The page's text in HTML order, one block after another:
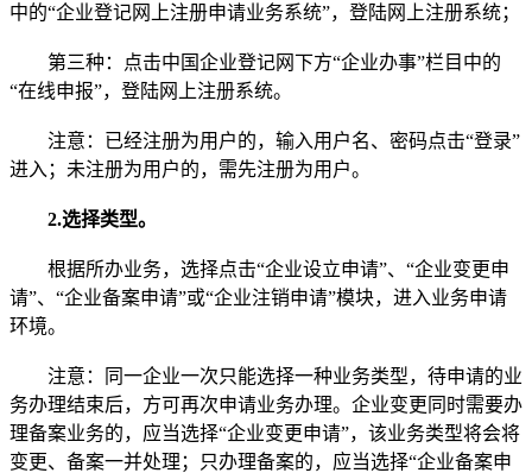
中的“企业登记网上注册申请业务系统”，登陆网上注册系统；
第三种：点击中国企业登记网下方“企业办事”栏目中的
“在线申报”，登陆网上注册系统。
注意：已经注册为用户的，输入用户名、密码点击“登录”
进入；未注册为用户的，需先注册为用户。
2.选择类型。
根据所办业务，选择点击“企业设立申请”、“企业变更申
请”、“企业备案申请”或“企业注销申请”模块，进入业务申请
环境。
注意：同一企业一次只能选择一种业务类型，待申请的业
务办理结束后，方可再次申请业务办理。企业变更同时需要办
理备案业务的，应当选择“企业变更申请”，该业务类型将会将
变更、备案一并处理；只办理备案的，应当选择“企业备案申